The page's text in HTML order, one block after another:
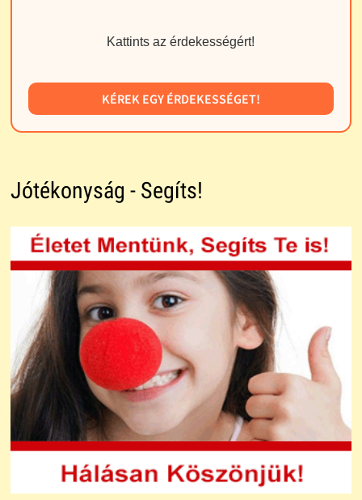
Kattints az érdekességért!
KÉREK EGY ÉRDEKESSÉGET!
Jótékonyság - Segíts!